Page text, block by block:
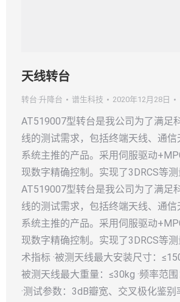
天线转台
转台·升降台 谱生科技 2020年12月28日
AT519007型转台是我公司为了满足
线的测试需求，包括终端天线、通信
系统主推的产品。采用伺服驱动
现数字精确控制。实现了3DRCS等测
AT519007型转台是我公司为了满足
线的测试需求，包括终端天线、通信
系统主推的产品。采用伺服驱动
现数字精确控制。实现了3DRCS等
术指标 ·被测天线最大安装尺寸：
被测天线最大重量：≤30kg ·频率范围
·测试参数：3dB瓣宽、交叉极化鉴